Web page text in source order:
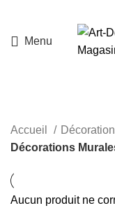
Menu
Accueil
Décorations
Aucun produit ne